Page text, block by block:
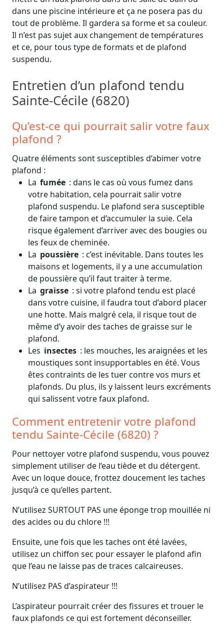
dans une piscine intérieure et ça ne posera pas du
tout de problème. Il gardera sa forme et sa couleur.
Il n’est pas sujet aux changement de températures
et ce, pour tous type de formats et de plafond
suspendu.
Entretien d’un plafond tendu
Sainte-Cécile (6820)
Qu’est-ce qui pourrait salir votre faux
plafond ?
Quatre éléments sont susceptibles d’abimer votre
plafond :
La fumée : dans le cas où vous fumez dans
votre habitation, cela pourrait salir votre
plafond suspendu. Le plafond sera susceptible
de faire tampon et d’accumuler la suie. Cela
risque également d’arriver avec des bougies ou
les feux de cheminée.
La poussière : c’est inévitable. Dans toutes les
maisons et logements, il y a une accumulation
de poussière qu’il faut traiter à terme.
La graisse : si votre plafond tendu est placé
dans votre cuisine, il faudra tout d’abord placer
une hotte. Mais malgré cela, il risque tout de
même d’y avoir des taches de graisse sur le
plafond.
Les insectes : les mouches, les araignées et les
moustiques sont insupportables en été. Vous
êtes contraints de les tuer contre vos murs et
plafonds. Du plus, ils y laissent leurs excréments
qui salissent votre faux plafond.
Comment entretenir votre plafond
tendu Sainte-Cécile (6820) ?
Pour nettoyer votre plafond suspendu, vous pouvez
simplement utiliser de l’eau tiède et du détergent.
Avec un loque douce, frottez doucement les taches
jusqu’à ce qu’elles partent.
N’utilisez SURTOUT PAS une éponge trop mouillée ni
des acides ou du chlore !!!
Ensuite, une fois que les taches ont été lavées,
utilisez un chiffon sec pour essayer le plafond afin
que l’eau ne laisse pas de traces calcaireuses.
N’utilisez PAS d’aspirateur !!!
L’aspirateur pourrait créer des fissures et trouer le
faux plafonds ce qui est fortement déconseiller.